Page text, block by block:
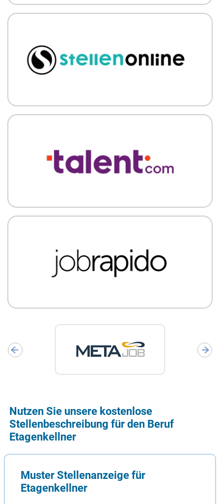
Nutzen Sie unsere kostenlose
Stellenbeschreibung für den Beruf
Etagenkellner
Muster Stellenanzeige für
Etagenkellner